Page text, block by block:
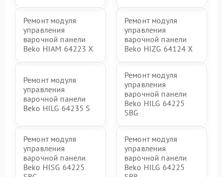
Ремонт модуля
управления
варочной панели
Beko HIAM 64223 X
Ремонт модуля
управления
варочной панели
Beko HIZG 64124 X
Ремонт модуля
управления
варочной панели
Beko HILG 64235 S
Ремонт модуля
управления
варочной панели
Beko HILG 64225
SBG
Ремонт модуля
управления
варочной панели
Beko HISG 64225
Ремонт модуля
управления
варочной панели
Beko HILG 64225